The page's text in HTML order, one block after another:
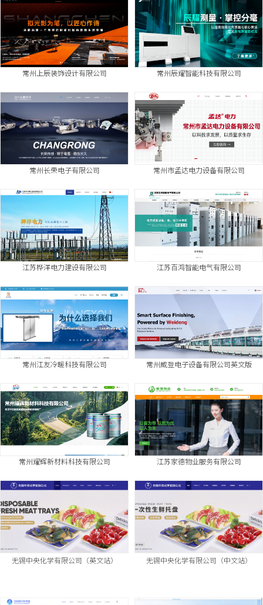
常州上辰装饰设计有限公司 常州辰耀智能科技有限公司
常州长荣电子有限公司 常州市孟达电力设备有限公司
江苏桦洋电力建设有限公司 江苏百鸿智能电气有限公司
常州江友冷暖科技有限公司 常州威登电子设备有限公司英文版
常州耀辉新材料科技有限公司 江苏家德物业服务有限公司
无锡中央化学有限公司（英文站） 无锡中央化学有限公司（中文站）